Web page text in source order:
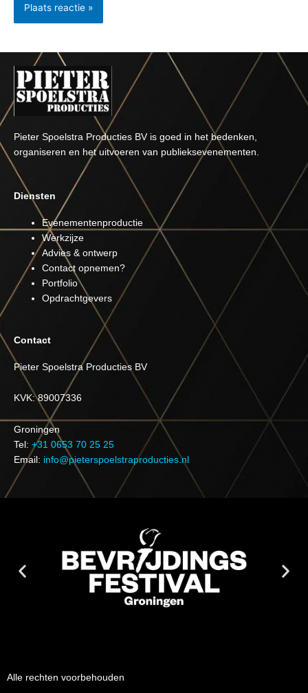
Pieter Spoelstra Producties BV is goed in het bedenken,
organiseren en het uitvoeren van publieksevenementen.
Diensten
Evenementenproductie
Werkzijze
Advies & ontwerp
Contact opnemen?
Portfolio
Opdrachtgevers
Contact
Pieter Spoelstra Producties BV
KVK: 89007336
Groningen
Tel: +31 0653 70 25 25
Email: info@pieterspoelstraproducties.nl
Alle rechten voorbehouden